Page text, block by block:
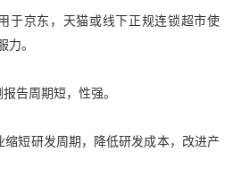
京东，天猫或线下正规连锁超市使
。
周期短，性强。
短研发周期，降低研发成本，改进产